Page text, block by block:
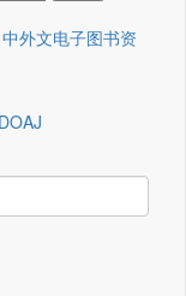
中外文电子图书资
DOAJ